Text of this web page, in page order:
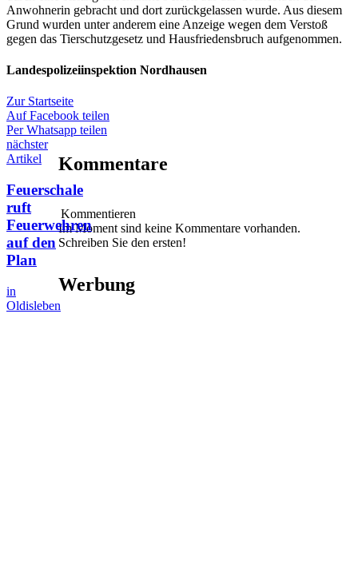
Anwohnerin gebracht und dort zurückgelassen wurde. Aus diesem
Grund wurden unter anderem eine Anzeige wegen dem Verstoß
gegen das Tierschutzgesetz und Hausfriedensbruch aufgenommen.
Landespolizeiinspektion Nordhausen
Zur Startseite
Auf Facebook teilen
Per Whatsapp teilen
nächster
Artikel
Feuerschale
ruft
Feuerwehren
auf den
Plan
in
Oldisleben
Kommentare
Kommentieren
Im Moment sind keine Kommentare vorhanden.
Schreiben Sie den ersten!
Werbung